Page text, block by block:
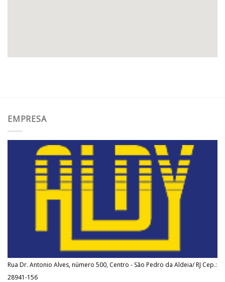
EMPRESA
Rua Dr. Antonio Alves, número 500, Centro - São Pedro da Aldeia/ RJ Cep.:
28941-156